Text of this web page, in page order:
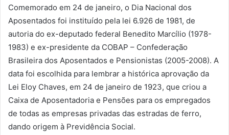
Comemorado em 24 de janeiro, o Dia Nacional dos
Aposentados foi instituído pela lei 6.926 de 1981, de
autoria do ex-deputado federal Benedito Marcílio (1978-
1983) e ex-presidente da COBAP – Confederação
Brasileira dos Aposentados e Pensionistas (2005-2008). A
data foi escolhida para lembrar a histórica aprovação da
Lei Eloy Chaves, em 24 de janeiro de 1923, que criou a
Caixa de Aposentadoria e Pensões para os empregados
de todas as empresas privadas das estradas de ferro,
dando origem à Previdência Social.